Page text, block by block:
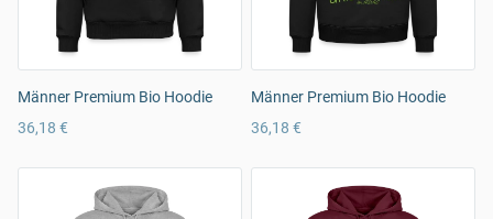
Männer Premium Bio Hoodie
36,18 €
Männer Premium Bio Hoodie
36,18 €